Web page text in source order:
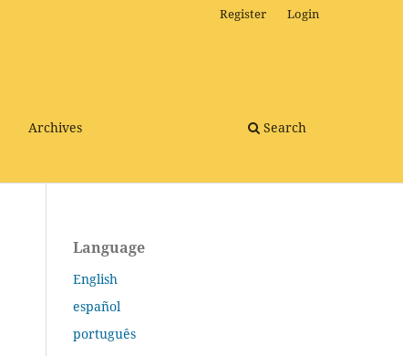
Archives Search
Register Login
Language
English
español
português